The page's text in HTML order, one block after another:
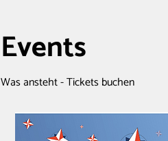
Events
Was ansteht - Tickets buchen